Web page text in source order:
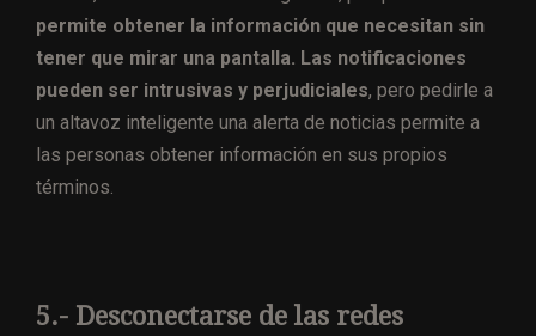
permite obtener la información que necesitan sin
tener que mirar una pantalla. Las notificaciones
pueden ser intrusivas y perjudiciales, pero pedirle a
un altavoz inteligente una alerta de noticias permite a
las personas obtener información en sus propios
términos.
5.- Desconectarse de las redes